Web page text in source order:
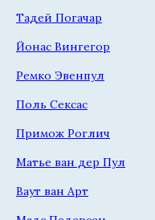
Тадей Погачар
Йонас Вингегор
Ремко Эвенпул
Поль Сексас
Примож Роглич
Матье ван дер Пул
Ваут ван Арт